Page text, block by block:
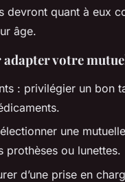
devront quant à eux
âge.
adapter votre
: privilégier un bon
une
prothèses ou lunettes.
d’une prise en